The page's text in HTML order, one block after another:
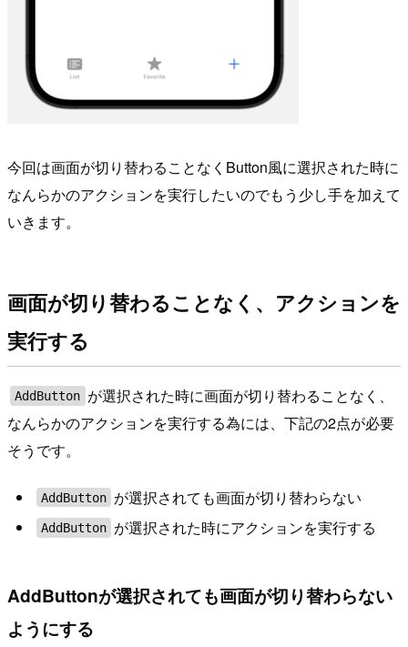
今回は画面が切り替わることなくButton風に選択された時に
なんらかのアクションを実行したいのでもう少し手を加えて
いきます。
画面が切り替わることなく、アクションを
実行する
AddButton が選択された時に画面が切り替わることなく、
なんらかのアクションを実行する為には、下記の2点が必要
そうです。
AddButton が選択されても画面が切り替わらない
AddButton が選択された時にアクションを実行する
AddButtonが選択されても画面が切り替わらない
ようにする